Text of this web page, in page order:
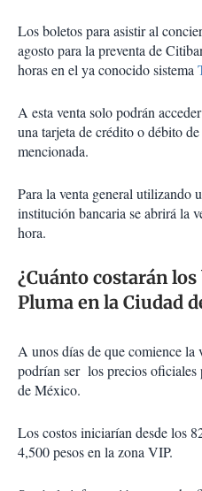
Los boletos para asistir al
agosto para la preventa de
horas en el ya conocido sistema
A esta venta solo podrán
una tarjeta de crédito o débito
mencionada.
Para la venta general utilizando
institución bancaria se abrirá la
hora.
¿Cuánto costarán
Pluma en la Ciudad
A unos días de que comience la
podrían ser los precios oficiales
de México.
Los costos iniciarían desde los
4,500 pesos en la zona VIP.